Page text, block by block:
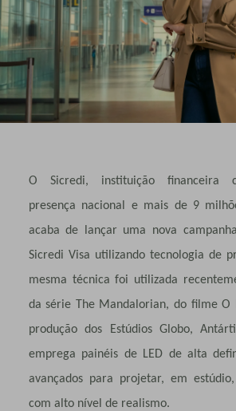
O Sicredi, instituição financeira
presença nacional e mais de 9
acaba de lançar uma nova
Sicredi Visa utilizando tecnologia de
mesma técnica foi utilizada
da série The Mandalorian, do filme O
produção dos Estúdios Globo,
emprega painéis de LED de alta
avançados para projetar, em
com alto nível de realismo.